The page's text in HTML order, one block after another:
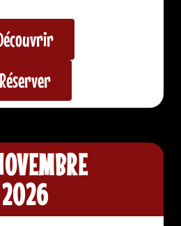
Réserver
2026